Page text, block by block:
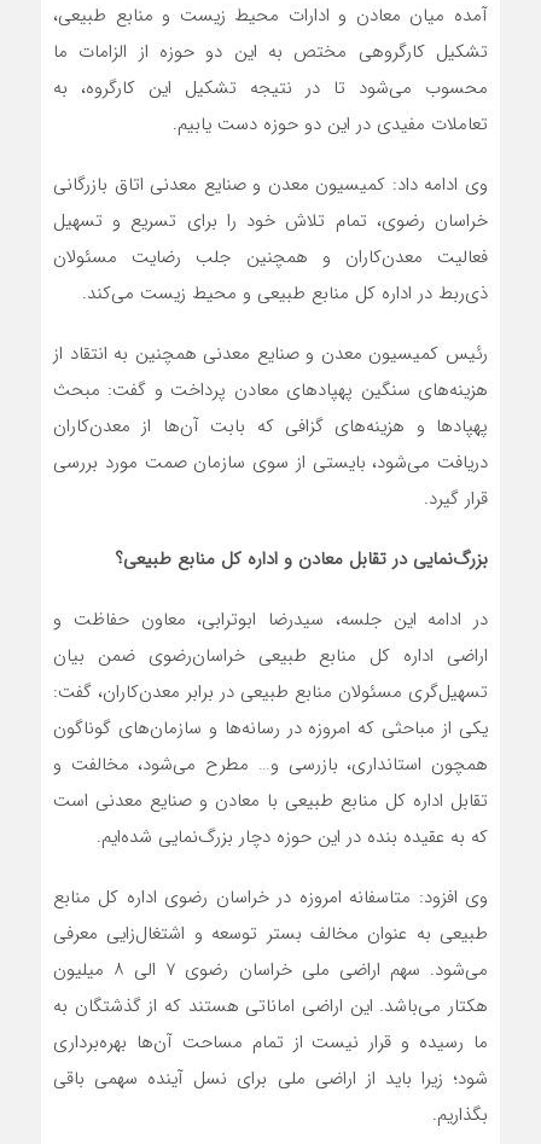
آمده میان معادن و ادارات محیط زیست‌ و منابع طبیعی،
تشکیل کارگروهی مختص به این دو حوزه از الزامات‌ ما
محسوب می‌شود تا در نتیجه تشکیل این کارگروه، به
تعاملات مفیدی در این دو حوزه دست یابیم.
وی ادامه داد: کمیسیون معدن و صنایع معدنی اتاق بازرگانی
خراسان رضوی، تمام تلاش خود را برای تسریع و تسهیل
فعالیت معدن‌کاران و همچنین جلب رضایت مسئولان
ذی‌ربط در اداره کل منابع طبیعی و محیط زیست می‌کند.
رئیس کمیسیون معدن و صنایع معدنی همچنین به انتقاد از
هزینه‌های سنگین پهپادهای معادن پرداخت و گفت: مبحث
پهپادها و هزینه‌های گزافی که بابت آن‌ها از معدن‌کاران
دریافت می‌شود، بایستی از سوی سازمان صمت مورد بررسی
قرار گیرد.
بزرگ‌نمایی در تقابل معادن و اداره کل منابع طبیعی؟
در ادامه این جلسه، سیدرضا ابوترابی، معاون حفاظت و
اراضی اداره کل منابع طبیعی خراسان‌رضوی ضمن بیان
تسهیل‌گری مسئولان منابع طبیعی در برابر معدن‌کاران، گفت:
یکی از مباحثی که امروزه در رسانه‌ها و سازمان‌های گوناگون
همچون استانداری، بازرسی و… مطرح می‌شود، مخالفت و
تقابل اداره کل منابع طبیعی با معادن و صنایع معدنی است
که به عقیده بنده در این حوزه دچار بزرگ‌نمایی شده‌ایم.
وی افزود: متاسفانه امروزه در خراسان رضوی اداره کل منابع
طبیعی به عنوان مخالف بستر توسعه و اشتغال‌زایی معرفی
می‌شود. سهم اراضی ملی خراسان رضوی ۷ الی ۸ میلیون
هکتار می‌باشد. این اراضی اماناتی هستند که از گذشتگان به
ما رسیده و قرار نیست از تمام مساحت آن‌ها بهره‌برداری
شود؛ زیرا باید از اراضی ملی برای نسل آینده سهمی باقی
بگذاریم.